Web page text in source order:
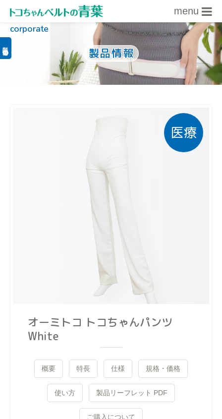
内容をスキップ
menu
corporate
製品情報
医療
オーミトコ トコちゃんパンツ
White
概要 特長 仕様 規格・価格
使い方 製品リーフレット PDF
ご購入について